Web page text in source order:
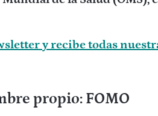
y recibe todas
propio: FOMO